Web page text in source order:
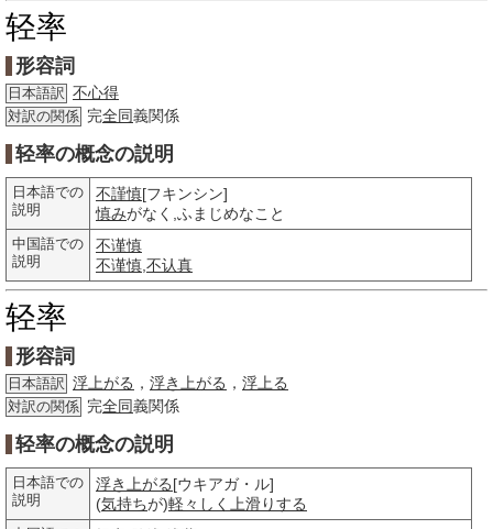
轻率
形容詞
日本語訳 不心得
対訳の関係 完全同義関係
轻率の概念の説明
日本語での
説明
不謹慎[フキンシン]
慎みがなく,ふまじめなこと
中国語での
説明
不谨慎
不谨慎 不认真
轻率
形容詞
日本語訳 浮上がる ， 浮き上がる ， 浮上る
対訳の関係 完全同義関係
轻率の概念の説明
日本語での
説明
浮き上がる[ウキアガ・ル]
(気持ちが)軽々しく 上滑りする